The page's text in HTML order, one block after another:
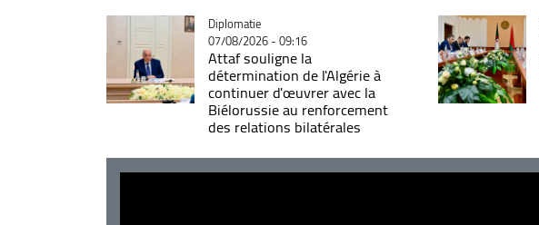
Catégorie
Diplomatie
07/08/2026 - 09:16
Attaf souligne la
détermination de l'Algérie à
continuer d'œuvrer avec la
Biélorussie au renforcement
des relations bilatérales